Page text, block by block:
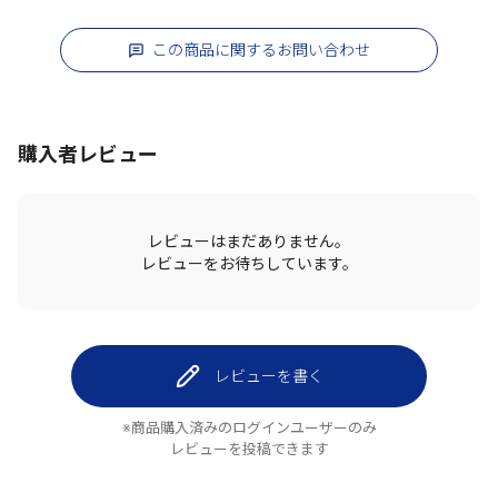
この商品に関するお問い合わせ
購入者レビュー
レビューはまだありません。
レビューをお待ちしています。
レビューを書く
※商品購入済みのログインユーザーのみ
レビューを投稿できます